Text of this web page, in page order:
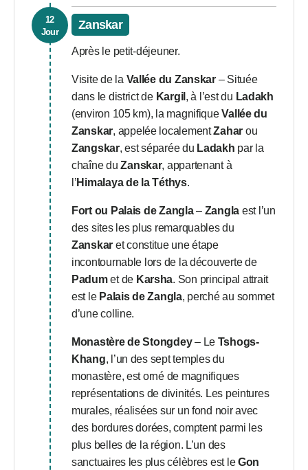
12
Jour
Zanskar
Après le petit-déjeuner.
Visite de la Vallée du Zanskar– Située
dans le district de Kargil , à l’est du Ladakh
(environ 105 km), la magnifiqueVallée du
Zanskar, appelée localementZahar ou
Zangskar, est séparée du Ladakh par la
chaîne duZanskar, appartenant à
l’Himalaya de la Téthys.
Fort ou Palais de Zangla– Zangla est l’un
des sites les plus remarquables du
Zanskar et constitue une étape
incontournable lors de la découverte de
Padumet de Karsha. Son principal attrait
est le Palais de Zangla, perché au sommet
d’une colline.
Monastère de Stongdey– Le Tshogs-
Khang, l’un des sept temples du
monastère, est orné de magnifiques
représentations de divinités. Les peintures
murales, réalisées sur un fond noir avec
des bordures dorées, comptent parmi les
plus belles de la région. L’un des
sanctuaires les plus célèbres est leGon